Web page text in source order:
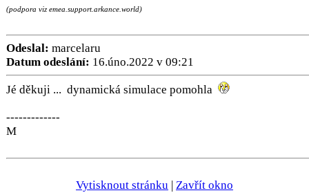
(podpora viz emea.support.arkance.world)
Odeslal: marcelaru
Datum odeslání: 16.úno.2022 v 09:21
Jé děkuji ... dynamická simulace pomohla
-------------
M
Vytisknout stránku | Zavřít okno